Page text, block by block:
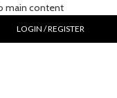
main content
LOGIN / REGISTER